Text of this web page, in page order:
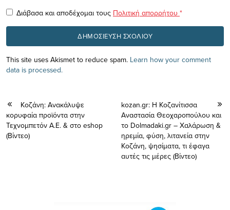
Διάβασα και αποδέχομαι τους Πολιτική απορρήτου *
This site uses Akismet to reduce spam. Learn how your comment
data is processed.
Koζάνη: Ανακάλυψε
κορυφαία προϊόντα στην
Τεχνομπετόν Α.Ε. & στο eshop
(Bίντεο)
kozan.gr: Η Κοζανίτισσα
Αναστασία Θεοχαροπούλου και
το Dolmadaki.gr – Χαλάρωση &
ηρεμία, φύση, λιτανεία στην
Κοζάνη, ψησίματα, τι έφαγα
αυτές τις μέρες (Βίντεο)